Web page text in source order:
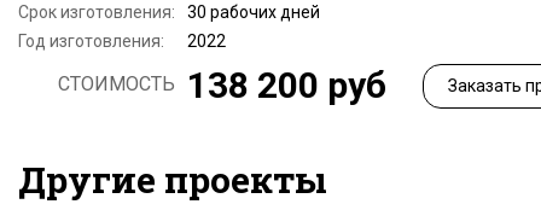
Срок изготовления:
30 рабочих дней
Год изготовления:
2022
СТОИМОСТЬ 138 200 руб Заказать
Другие проекты